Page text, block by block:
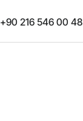
+90 216 546 00 48